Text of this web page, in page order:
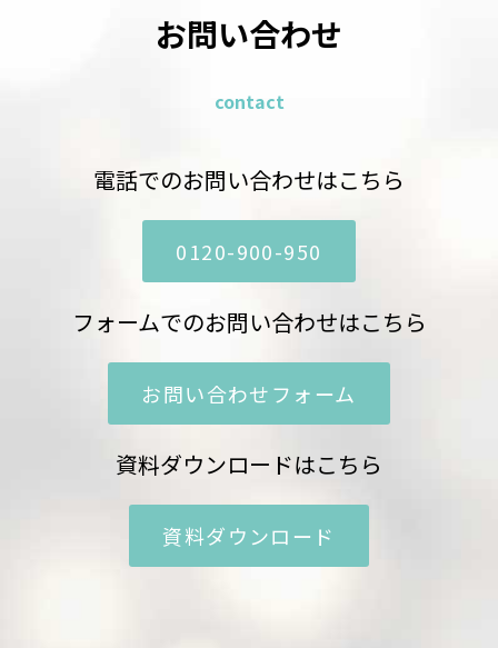
お問い合わせ
contact
電話でのお問い合わせはこちら
0120-900-950
フォームでのお問い合わせはこちら
お問い合わせフォーム
資料ダウンロードはこちら
資料ダウンロード